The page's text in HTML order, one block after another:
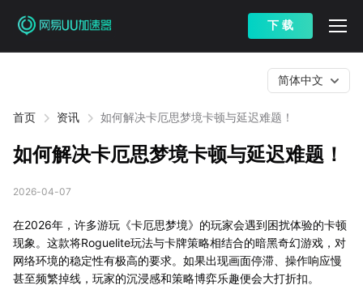
下 载
首页 资讯 如何解决卡厄思梦境卡顿与延迟难题！
简体中文
如何解决卡厄思梦境卡顿与延迟难题！
2026-04-07
在2026年，许多游玩《卡厄思梦境》的玩家会遇到困扰体验的卡顿
现象。这款将Roguelite玩法与卡牌策略相结合的暗黑奇幻游戏，对
网络环境的稳定性有极高的要求。如果出现画面停滞、操作响应慢
甚至频繁掉线，玩家的沉浸感和策略博弈乐趣便会大打折扣。